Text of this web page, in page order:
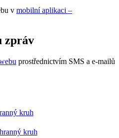
v mobilní aplikaci –
zpráv
prostřednictvím SMS a e-mailů
kruh